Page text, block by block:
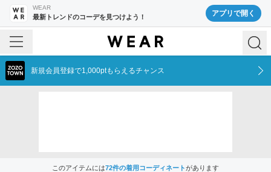
WEAR
最新トレンドのコーデを見つけよう！ アプリで開く
新規会員登録で1,000ptもらえるチャンス
このアイテムには72件の着用コーディネートがあります